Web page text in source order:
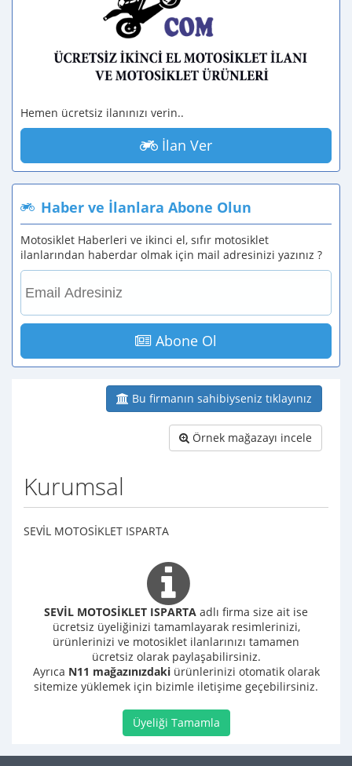
Hemen ücretsiz ilanınızı verin..
İlan Ver
Haber ve İlanlara Abone Olun
Motosiklet Haberleri ve ikinci el, sıfır motosiklet
ilanlarından haberdar olmak için mail adresinizi yazınız ?
Abone Ol
Bu firmanın sahibiyseniz tıklayınız
Örnek mağazayı incele
Kurumsal
SEVİL MOTOSİKLET ISPARTA
SEVİL MOTOSİKLET ISPARTA adlı firma size ait ise
ücretsiz üyeliğinizi tamamlayarak resimlerinizi,
ürünlerinizi ve motosiklet ilanlarınızı tamamen
ücretsiz olarak paylaşabilirsiniz.
Ayrıca N11 mağazınızdakiürünlerinizi otomatik olarak
sitemize yüklemek için bizimle iletişime geçebilirsiniz.
Üyeliği Tamamla